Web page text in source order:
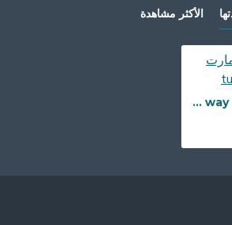
الأكثر مشاهدة
سوج 10 امبير سمارت two way برنامج tuya